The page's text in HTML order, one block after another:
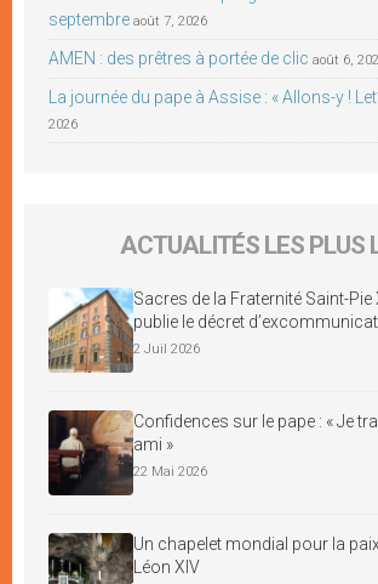
septembre août 7, 2026
AMEN : des prêtres à portée de clic août 6,
La journée du pape à Assise : « Allons-y !
2026
ACTUALITÉS LES PLUS
Sacres de la Fraternité Saint-Pie
publie le décret
2 Juil 2026
Confidences sur le pape : « Je
ami »
22 Mai 2026
Un chapelet mondial pour la
Léon XIV